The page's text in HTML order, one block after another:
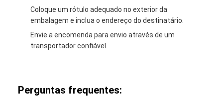
Coloque um rótulo adequado no exterior da
embalagem e inclua o endereço do destinatário.
Envie a encomenda para envio através de um
transportador confiável.
Perguntas frequentes: